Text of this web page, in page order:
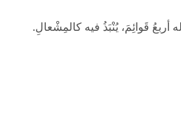
قَوائِمَ، يُنْبَذُ فيه كالمِشْعالِ.